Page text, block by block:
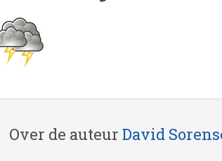
Over de auteur David